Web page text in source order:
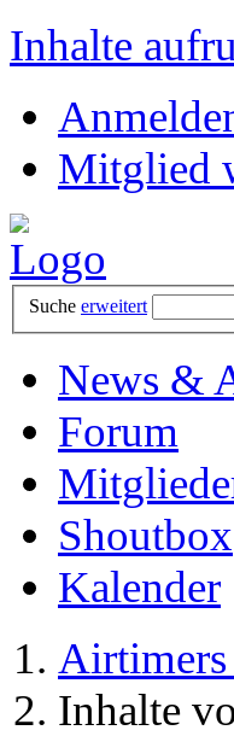
Inhalte
Mitglied
Suche erweitert
News &
Forum
Shoutbox
Kalender
Inhalte